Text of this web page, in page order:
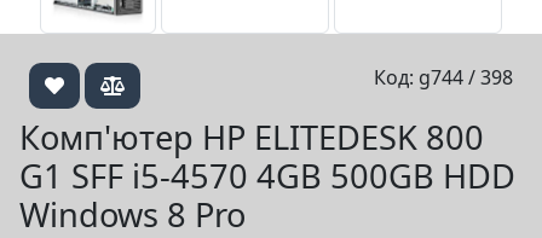
Код: g744 / 398
Комп'ютер HP ELITEDESK 800
G1 SFF i5-4570 4GB 500GB HDD
Windows 8 Pro